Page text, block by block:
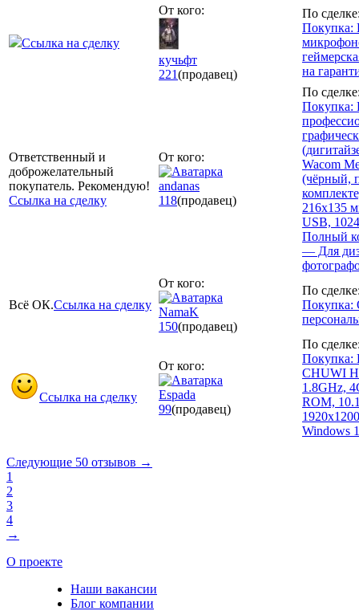
Ссылка на сделку
От кого:
кучьфт
221(продавец)
По
Покупка:
на
Ответственный и
доброжелательный
покупатель. Рекомендую!
Ссылка на сделку
От кого:
andanas
118(продавец)
По
Wacom
(чёрный,
216x135
USB,
Полный
— Для
Всё ОК.Ссылка на сделку
От кого:
NamaK
150(продавец)
По
Покупка:
Ссылка на сделку
От кого:
Espada
99(продавец)
По
Покупка:
CHUWI
1.8GHz,
ROM,
Windows
Следующие 50 отзывов →
1
2
3
4
→
О проекте
Наши вакансии
Блог компании